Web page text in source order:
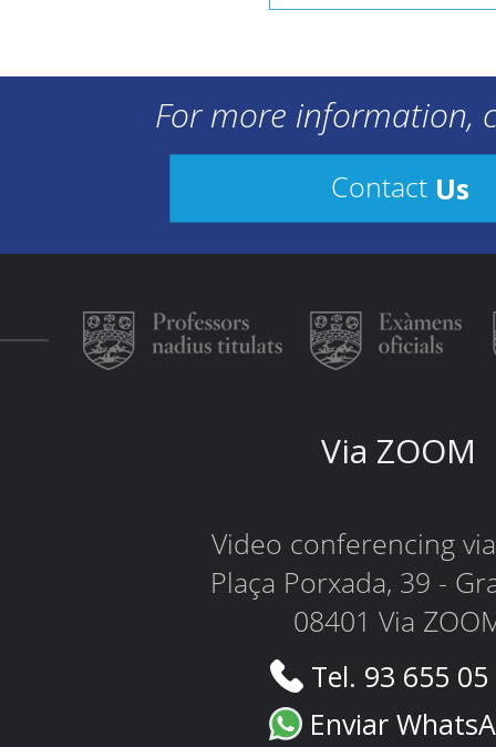
For more information,
Contact Us
Via ZOOM
Video conferencing
Plaça Porxada, 39 -
08401 Via
Tel. 93 655
Enviar